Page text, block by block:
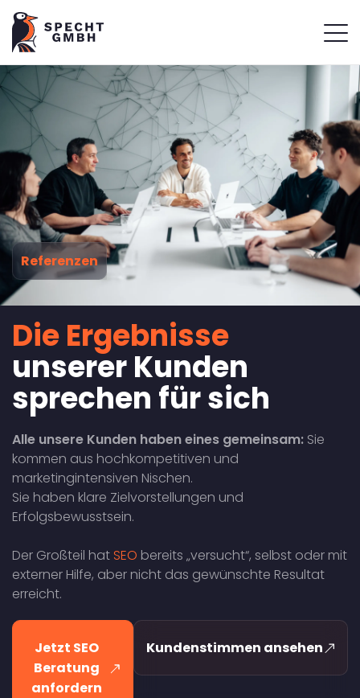
Referenzen
Die Ergebnisse
unserer Kunden
sprechen für sich
Alle unsere Kunden haben eines gemeinsam: Sie
kommen aus hochkompetitiven und
marketingintensiven Nischen.
Sie haben klare Zielvorstellungen und
Erfolgsbewusstsein.
Der Großteil hat SEO bereits „versucht“, selbst oder mit
externer Hilfe, aber nicht das gewünschte Resultat
erreicht.
Jetzt SEO
Beratung
anfordern
Kundenstimmen ansehen